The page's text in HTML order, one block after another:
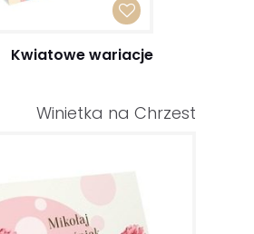
Kwiatowe wariacje
Winietka na Chrzest